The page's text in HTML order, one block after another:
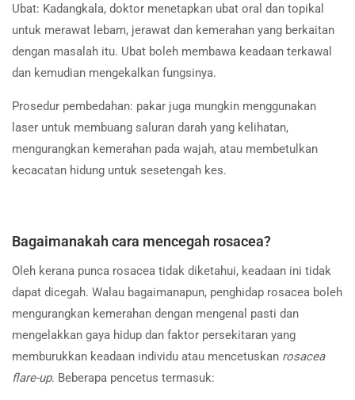
Ubat: Kadangkala, doktor menetapkan ubat oral dan topikal
untuk merawat lebam, jerawat dan kemerahan yang berkaitan
dengan masalah itu. Ubat boleh membawa keadaan terkawal
dan kemudian mengekalkan fungsinya.
Prosedur pembedahan: pakar juga mungkin menggunakan
laser untuk membuang saluran darah yang kelihatan,
mengurangkan kemerahan pada wajah, atau membetulkan
kecacatan hidung untuk sesetengah kes.
Bagaimanakah cara mencegah rosacea?
Oleh kerana punca rosacea tidak diketahui, keadaan ini tidak
dapat dicegah. Walau bagaimanapun, penghidap rosacea boleh
mengurangkan kemerahan dengan mengenal pasti dan
mengelakkan gaya hidup dan faktor persekitaran yang
memburukkan keadaan individu atau mencetuskan rosacea
flare-up. Beberapa pencetus termasuk: